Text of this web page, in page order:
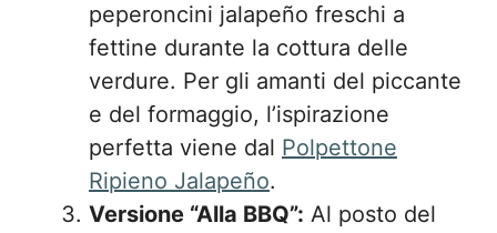
peperoncini jalapeño freschi a
fettine durante la cottura delle
verdure. Per gli amanti del piccante
e del formaggio, l’ispirazione
perfetta viene dal Polpettone
Ripieno Jalapeño.
Versione “Alla BBQ”: Al posto del